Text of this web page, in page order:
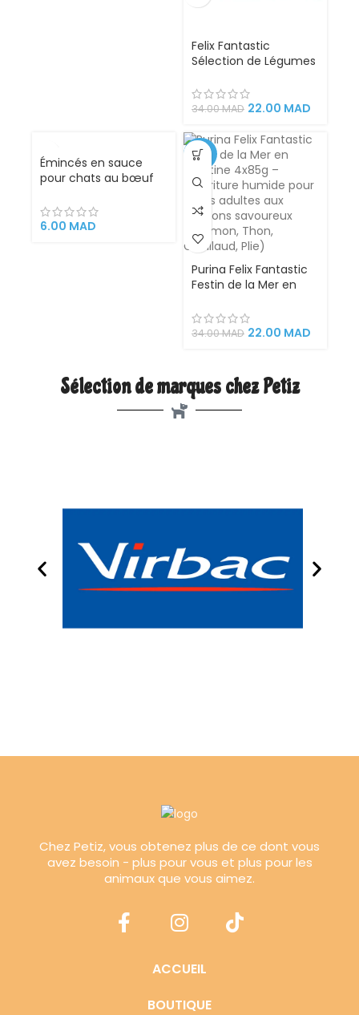
Felix Fantastic
Sélection de Légumes
Chats – 4x85g |
Tendres Morceaux de
Aliment Complet
Riche en Nutriments
Essentiels
34.00MAD 22.00 MAD
Émincés en sauce
pour chats au bœuf
6.00 MAD
-35%
Purina Felix Fantastic
Festin de la Mer en
Nourriture humide
pour chats adultes
Thon, Cabillaud, Plie)
34.00MAD 22.00 MAD
Sélection de marques chez Petiz
Chez Petiz, vous obtenez plus de ce dont vous
avez besoin - plus pour vous et plus pour les
animaux que vous aimez.
ACCUEIL
BOUTIQUE